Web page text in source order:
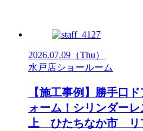
2026.07.09 （Thu）
水戸店ショールーム
【施工事例】勝手口
ォーム！シリンダー
上 ひたちなか市 リ